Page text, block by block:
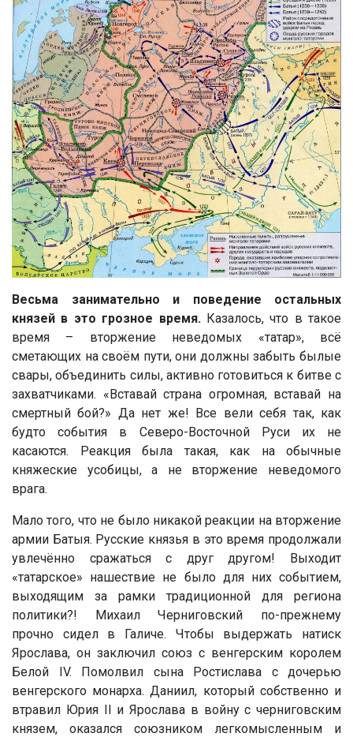
Весьма занимательно и поведение остальных
князей в это грозное время. Казалось, что в такое
время – вторжение неведомых «татар», всё
сметающих на своём пути, они должны забыть былые
свары, объединить силы, активно готовиться к битве с
захватчиками. «Вставай страна огромная, вставай на
смертный бой?» Да нет же! Все вели себя так, как
будто события в Северо-Восточной Руси их не
касаются. Реакция была такая, как на обычные
княжеские усобицы, а не вторжение неведомого
врага.
Мало того, что не было никакой реакции на вторжение
армии Батыя. Русские князья в это время продолжали
увлечённо сражаться с друг другом! Выходит
«татарское» нашествие не было для них событием,
выходящим за рамки традиционной для региона
политики?! Михаил Черниговский по-прежнему
прочно сидел в Галиче. Чтобы выдержать натиск
Ярослава, он заключил союз с венгерским королем
Белой IV. Помолвил сына Ростислава с дочерью
венгерского монарха. Даниил, который собственно и
втравил Юрия II и Ярослава в войну с черниговским
князем, оказался союзником легкомысленным и